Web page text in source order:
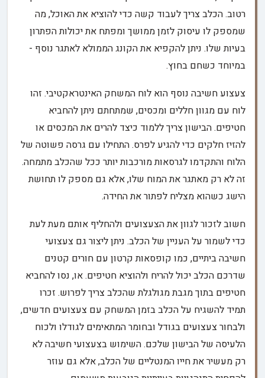
רטוב. הכלב צריך לעבוד קשה כדי להוציא את האוכל, מה
שמספק לו עיסוק לזמן ממושך ומפתח את יכולות הפתרון
בעיות שלו. ניתן להקפיא את הקונג הממולא לאתגר נוסף -
במיוחד כשחם בחוץ.
צעצוע חשיבה נוסף הוא לוח המשחק האינטראקטיבי. זהו
לוח עם מגוון חללים ומכסים, שמתחתם ניתן להחביא
חטיפים. הבישון צריך ללמוד כיצד להרים את המכסים או
להזיז חלקים כדי להגיע לפרס. התחילו עם גרסה פשוטה של
הלוח והתקדמו לגרסאות מורכבות יותר ככל שהכלב מתמחה.
זה לא רק מאתגר את המוח שלו, אלא גם מספק לו תחושת
הישג כשהוא מצליח לפתור את החידה.
חשוב לזכור לגוון את הצעצועים ולהחליף אותם מעת לעת
כדי לשמור על העניין של הכלב. ניתן ליצור גם צעצועי
חשיבה ביתיים, כמו קופסאות קרטון עם חורים קטנים
שדרכם הכלב יכול להריח ולהוציא חטיפים. או, נסו להחביא
חטיפים בתוך מגבת מגולגלת שהכלב צריך לפרוש. זכרו
תמיד להשגיח על הכלב בזמן המשחק עם צעצועים חדשים,
ולבחור צעצועים בגודל ובחומר המתאימים לגודלו ולכוח
הלעיסה של הבישון שלכם. השימוש בצעצועי חשיבה לא
רק מעשיר את חייו המנטליים של הכלב, אלא גם עוזר